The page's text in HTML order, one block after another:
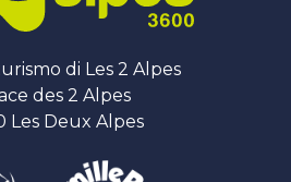
di Les 2 Alpes
des 2 Alpes
Les Deux Alpes